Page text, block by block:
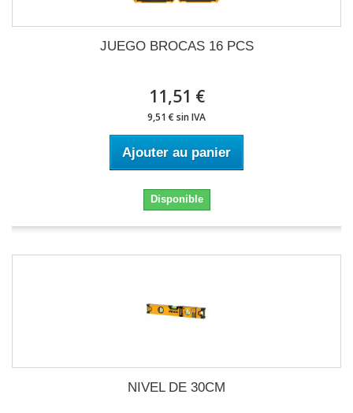
JUEGO BROCAS 16 PCS
11,51 €
9,51 € sin IVA
Ajouter au panier
Disponible
NIVEL DE 30CM